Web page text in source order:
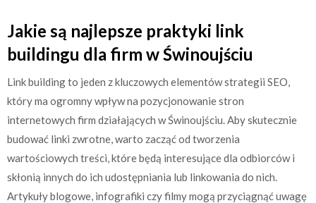
Jakie są najlepsze praktyki link
buildingu dla firm w Świnoujściu
Link building to jeden z kluczowych elementów strategii SEO,
który ma ogromny wpływ na pozycjonowanie stron
internetowych firm działających w Świnoujściu. Aby skutecznie
budować linki zwrotne, warto zacząć od tworzenia
wartościowych treści, które będą interesujące dla odbiorców i
skłonią innych do ich udostępniania lub linkowania do nich.
Artykuły blogowe, infografiki czy filmy mogą przyciągnąć uwagę